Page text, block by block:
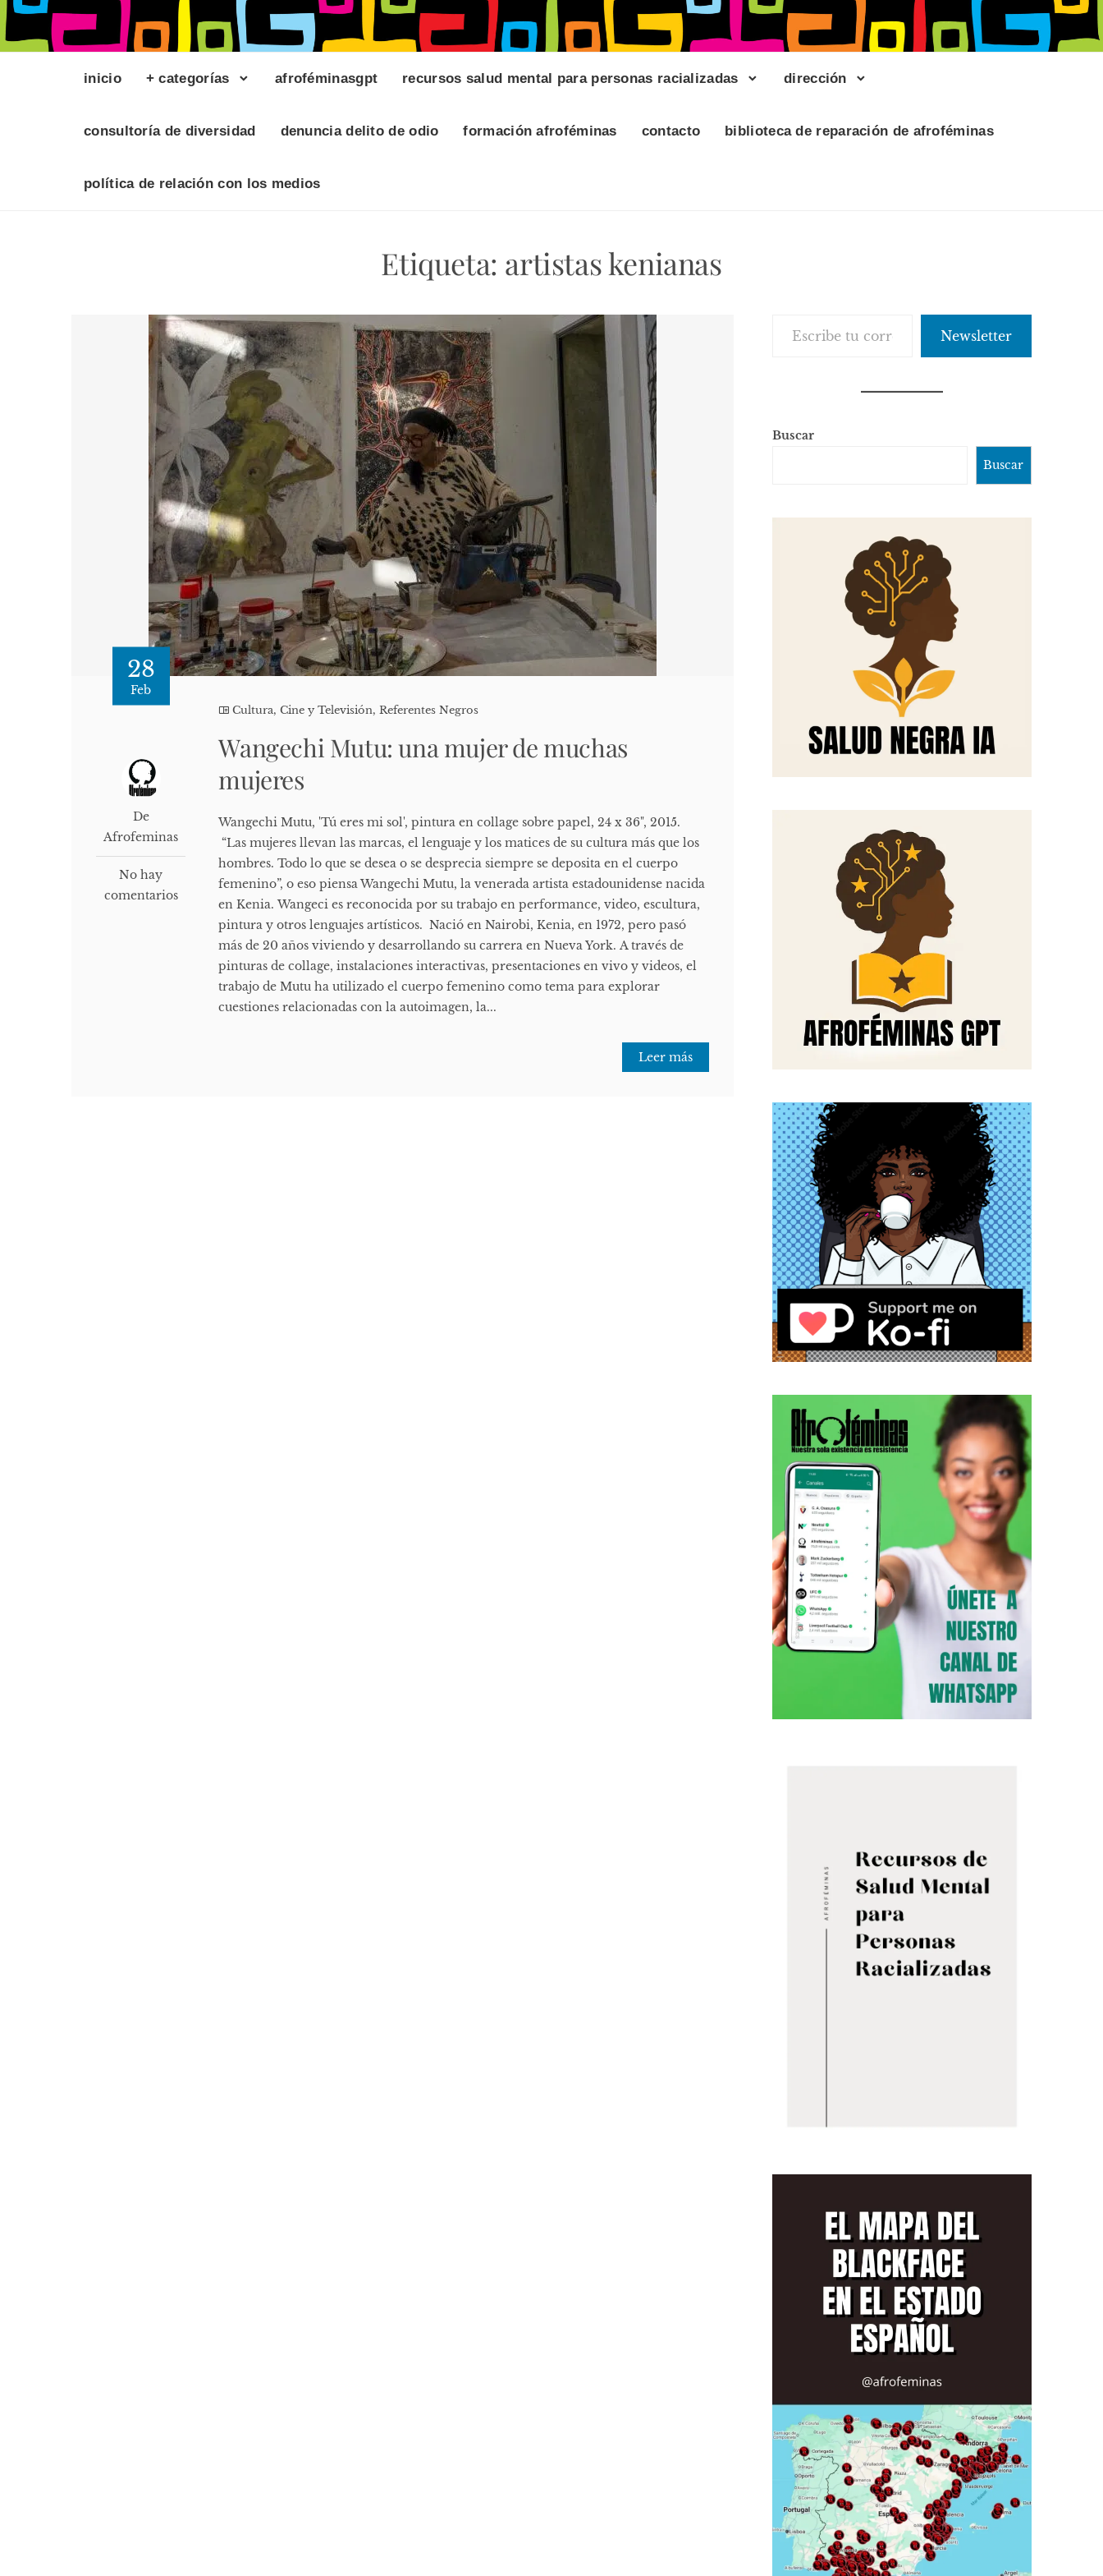
inicio + categorías afroféminasgpt recursos salud mental para personas racializadas dirección
consultoría de diversidad denuncia delito de odio formación afroféminas contacto biblioteca de reparación de afroféminas
política de relación con los medios
Etiqueta: artistas kenianas
28
Feb
De
Afrofeminas
No hay
comentarios
Cultura, Cine y Televisión,Referentes Negros
Wangechi Mutu: una mujer de muchas
mujeres
Wangechi Mutu, 'Tú eres mi sol', pintura en collage sobre papel, 24 x 36", 2015.
“Las mujeres llevan las marcas, el lenguaje y los matices de su cultura más que los
hombres. Todo lo que se desea o se desprecia siempre se deposita en el cuerpo
femenino”, o eso piensa Wangechi Mutu, la venerada artista estadounidense nacida
en Kenia. Wangeci es reconocida por su trabajo en performance, video, escultura,
pintura y otros lenguajes artísticos. Nació en Nairobi, Kenia, en 1972, pero pasó
más de 20 años viviendo y desarrollando su carrera en Nueva York. A través de
pinturas de collage, instalaciones interactivas, presentaciones en vivo y videos, el
trabajo de Mutu ha utilizado el cuerpo femenino como tema para explorar
cuestiones relacionadas con la autoimagen, la...
Leer más
Newsletter
Buscar
Buscar